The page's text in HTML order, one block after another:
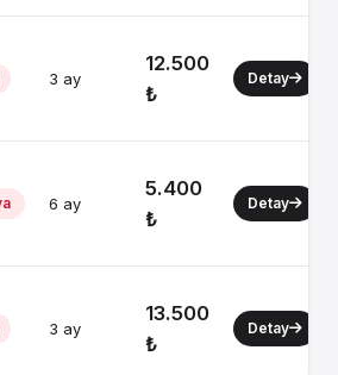
3 ay
12.500
₺
Detay
6 ay
5.400
₺
Detay
3 ay
13.500
₺
Detay